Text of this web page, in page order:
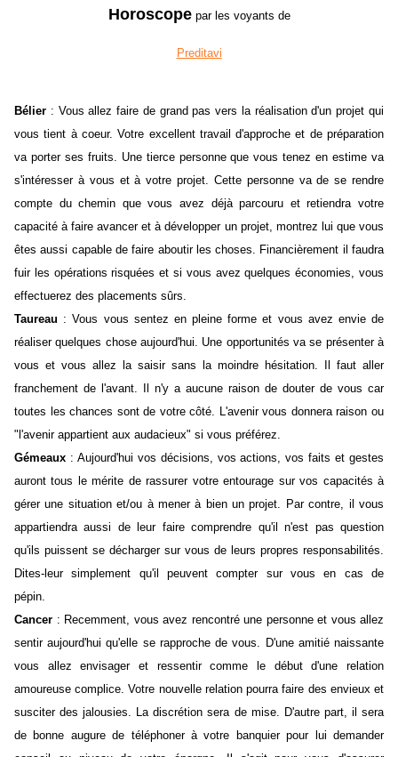
Horoscopepar les voyants de
Preditavi
Bélier : Vous allez faire de grand pas vers la réalisation d'un projet qui
vous tient à coeur. Votre excellent travail d'approche et de préparation
va porter ses fruits. Une tierce personne que vous tenez en estime va
s'intéresser à vous et à votre projet. Cette personne va de se rendre
compte du chemin que vous avez déjà parcouru et retiendra votre
capacité à faire avancer et à développer un projet, montrez lui que vous
êtes aussi capable de faire aboutir les choses. Financièrement il faudra
fuir les opérations risquées et si vous avez quelques économies, vous
effectuerez des placements sûrs.
Taureau : Vous vous sentez en pleine forme et vous avez envie de
réaliser quelques chose aujourd'hui. Une opportunités va se présenter à
vous et vous allez la saisir sans la moindre hésitation. Il faut aller
franchement de l'avant. Il n'y a aucune raison de douter de vous car
toutes les chances sont de votre côté. L'avenir vous donnera raison ou
"l'avenir appartient aux audacieux" si vous préférez.
Gémeaux : Aujourd'hui vos décisions, vos actions, vos faits et gestes
auront tous le mérite de rassurer votre entourage sur vos capacités à
gérer une situation et/ou à mener à bien un projet. Par contre, il vous
appartiendra aussi de leur faire comprendre qu'il n'est pas question
qu'ils puissent se décharger sur vous de leurs propres responsabilités.
Dites-leur simplement qu'il peuvent compter sur vous en cas de
pépin.
Cancer : Recemment, vous avez rencontré une personne et vous allez
sentir aujourd'hui qu'elle se rapproche de vous. D'une amitié naissante
vous allez envisager et ressentir comme le début d'une relation
amoureuse complice. Votre nouvelle relation pourra faire des envieux et
susciter des jalousies. La discrétion sera de mise. D'autre part, il sera
de bonne augure de téléphoner à votre banquier pour lui demander